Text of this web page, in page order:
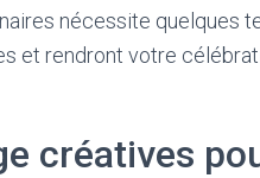
nécessite quelques
et rendront votre
créatives